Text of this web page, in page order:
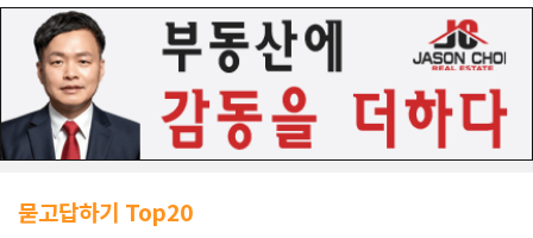
묻고답하기 Top20